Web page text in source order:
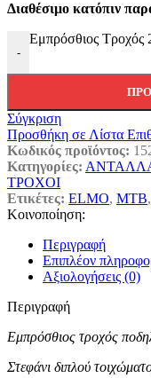
Διαθέσιμο κατόπιν
-
Εμπρόσθιος
Σύγκριση
Προσθήκη σε Λίστα
Κωδικός προϊόντος:
Κατηγορίες:
ΤΡΟΧΟΙ
Ετικέτες: ELMO, MTB,
Κοινοποίηση:
Περιγραφή
Επιπλέον
Αξιολογήσεις (0)
Περιγραφή
Εμπρόσθιος τροχός
Στεφάνι διπλού